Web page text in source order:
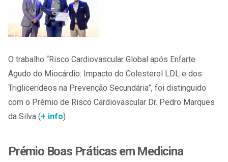
O trabalho “Risco Cardiovascular Global após Enfarte
Agudo do Miocárdio: Impacto do Colesterol LDL e dos
Triglicerídeos na Prevenção Secundária”, foi distinguido
com o Prémio de Risco Cardiovascular Dr. Pedro Marques
da Silva (+ info)
Prémio Boas Práticas em Medicina